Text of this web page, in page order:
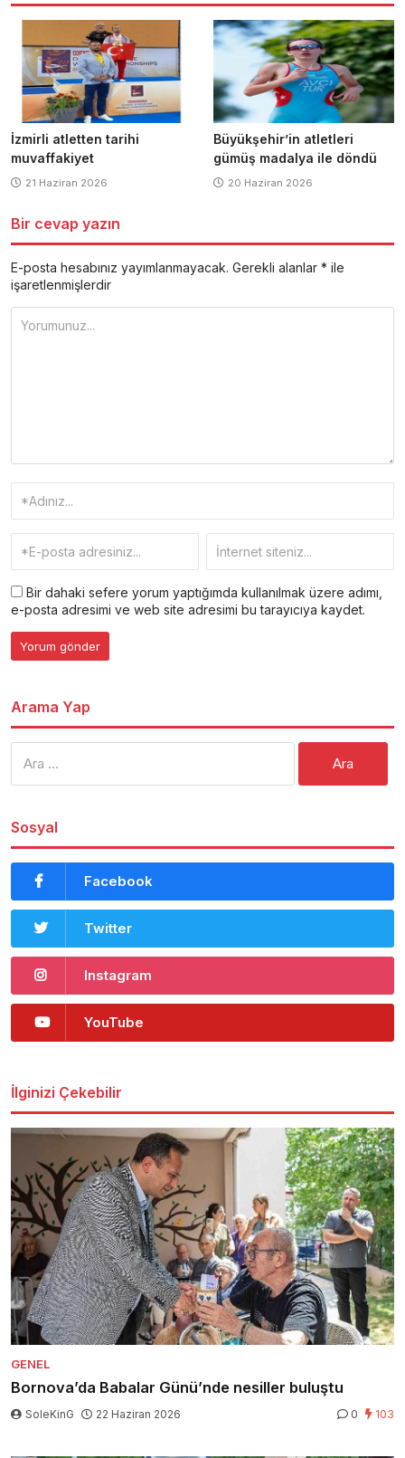
İzmirli atletten tarihi
muvaffakiyet
21 Haziran 2026
Büyükşehir’in atletleri
gümüş madalya ile döndü
20 Haziran 2026
Bir cevap yazın
E-posta hesabınız yayımlanmayacak. Gerekli alanlar * ile
işaretlenmişlerdir
Bir dahaki sefere yorum yaptığımda kullanılmak üzere adımı,
e-posta adresimi ve web site adresimi bu tarayıcıya kaydet.
Arama Yap
Sosyal
Facebook
Twitter
Instagram
YouTube
İlginizi Çekebilir
GENEL
Bornova’da Babalar Günü’nde nesiller buluştu
SoleKinG 22 Haziran 2026 0 103